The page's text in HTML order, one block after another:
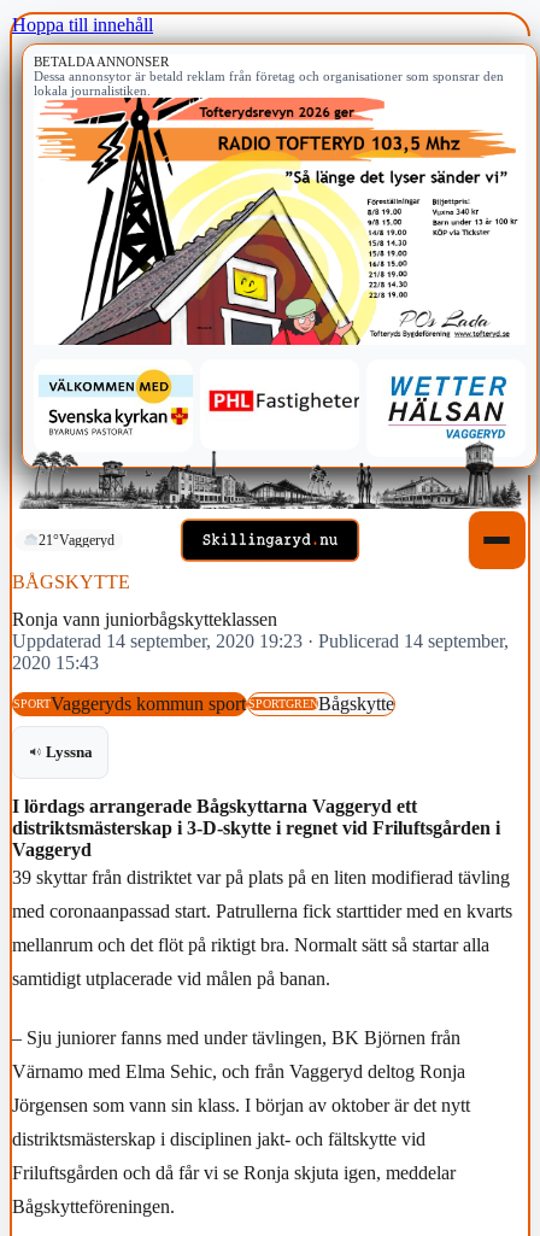
Hoppa till innehåll
BETALDA ANNONSER
Dessa annonsytor är betald reklam från företag och organisationer som sponsrar den
lokala journalistiken.
21°Vaggeryd
BÅGSKYTTE
Ronja vann juniorbågskytteklassen
Uppdaterad 14 september, 2020 19:23 · Publicerad 14 september,
2020 15:43
SPORTVaggeryds kommun sportSPORTGRENBågskytte
Lyssna
I lördags arrangerade Bågskyttarna Vaggeryd ett
distriktsmästerskap i 3-D-skytte i regnet vid Friluftsgården i
Vaggeryd
39 skyttar från distriktet var på plats på en liten modifierad tävling
med coronaanpassad start. Patrullerna fick starttider med en kvarts
mellanrum och det flöt på riktigt bra. Normalt sätt så startar alla
samtidigt utplacerade vid målen på banan.
– Sju juniorer fanns med under tävlingen, BK Björnen från
Värnamo med Elma Sehic, och från Vaggeryd deltog Ronja
Jörgensen som vann sin klass. I början av oktober är det nytt
distriktsmästerskap i disciplinen jakt- och fältskytte vid
Friluftsgården och då får vi se Ronja skjuta igen, meddelar
Bågskytteföreningen.